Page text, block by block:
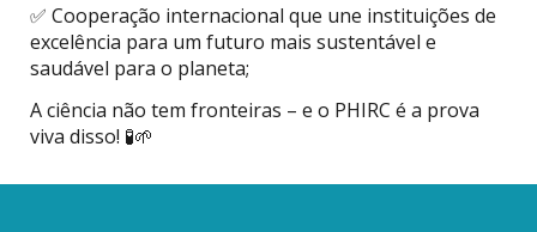
✅ Cooperação internacional que une instituições de
excelência para um futuro mais sustentável e
saudável para o planeta;
A ciência não tem fronteiras – e o PHIRC é a prova
viva disso! 🧪🌱